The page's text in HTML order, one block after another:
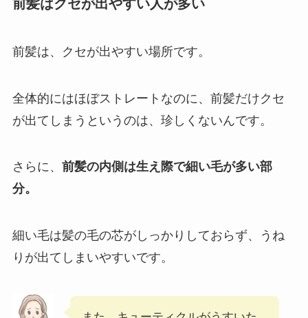
前髪はクセが出やすい人が多い
前髪は、クセが出やすい場所です。
全体的にはほぼストレートなのに、前髪だけクセ
が出てしまうというのは、珍しくないんです。
さらに、 前髪の内側は生え際で細い毛が多い部
分。
細い毛は髪の毛の芯がしっかりしておらず、うね
りが出てしまいやすいです。